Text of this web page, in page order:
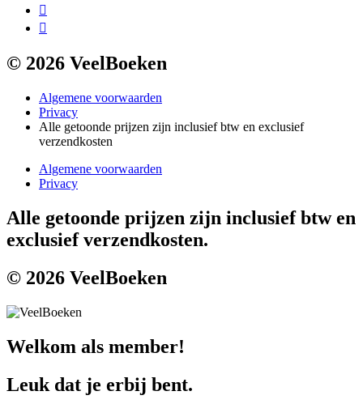
© 2026 VeelBoeken
Algemene voorwaarden
Privacy
Alle getoonde prijzen zijn inclusief btw en exclusief
verzendkosten
Algemene voorwaarden
Privacy
Alle getoonde prijzen zijn inclusief btw en
exclusief verzendkosten.
© 2026 VeelBoeken
Welkom als member!
Leuk dat je erbij bent.